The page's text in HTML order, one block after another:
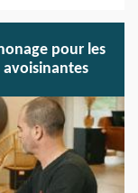
pour les
avoisinantes